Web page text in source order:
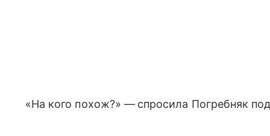
«На кого похож?» — спросила Погребняк